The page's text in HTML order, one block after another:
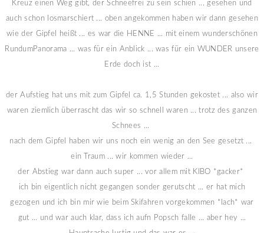
Kreuz einen Weg gibt, der Schneefrei zu sein schien ... gesehen und
auch schon losmarschiert ... oben angekommen haben wir dann gesehen
wie der Gipfel heißt ... es war die HENNE ... mit einem wunderschönen
RundumPanorama ... was für ein Anblick ... was für ein WUNDER unsere
Erde doch ist ...
der Aufstieg hat uns mit zum Gipfel ca. 1,5 Stunden gekostet ... also wir
waren ziemlich überrascht das wir so schnell waren ... trotz des ganzen
Schnees ...
nach dem Gipfel haben wir uns noch ein wenig an den See gesetzt ...
ein Traum ... wir kommen wieder ...
der Abstieg war dann auch super ... vor allem mit KIBO *gacker*
ich bin eigentlich nicht gegangen sonder gerutscht ... er hat mich
gezogen und ich bin mir wie beim Skifahren vorgekommen *lach* war
gut ... und war auch klar, dass ich aufn Popsch falle ... aber hey ...